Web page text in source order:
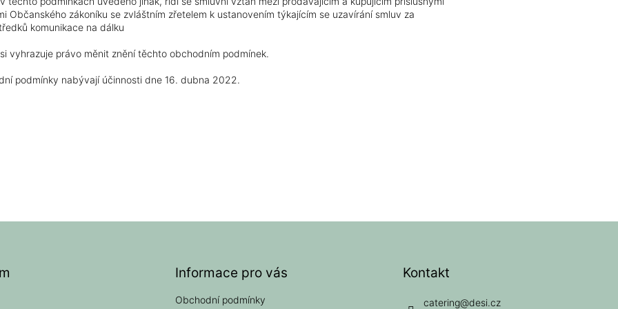
Občanského zákoníku se zvláštním zřetelem k ustanovením týkajícím se uzavírání smluv za
komunikace na dálku
vyhrazuje právo měnit znění těchto obchodním podmínek.
podmínky nabývají účinnosti dne 16. dubna 2022.
Informace pro vás
Obchodní podmínky
Kontakt
catering@desi.cz